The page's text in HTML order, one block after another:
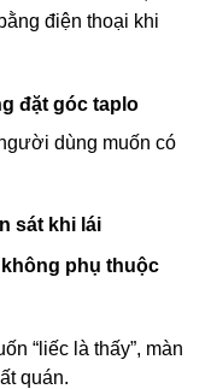
điện thoại khi
đặt góc taplo
dùng muốn có
sát khi lái
không phụ thuộc
“liếc là thấy”, màn
quán.